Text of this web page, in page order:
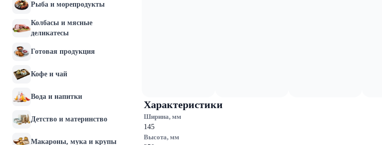
Рыба и морепродукты
Колбасы и мясные
деликатесы
Готовая продукция
Кофе и чай
Вода и напитки
Детство и материнство
Макароны, мука и крупы
Характеристики
Ширина, мм
145
Высота, мм